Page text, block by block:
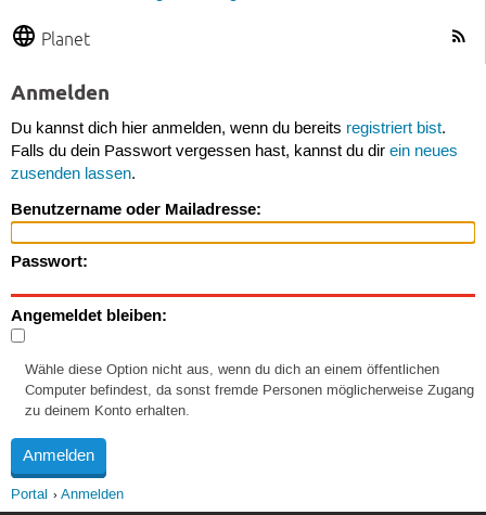
Planet
Anmelden
Du kannst dich hier anmelden, wenn du bereits registriert bist.
Falls du dein Passwort vergessen hast, kannst du dir ein neues
zusenden lassen.
Benutzername oder Mailadresse:
Passwort:
Angemeldet bleiben:
Wähle diese Option nicht aus, wenn du dich an einem öffentlichen
Computer befindest, da sonst fremde Personen möglicherweise Zugang
zu deinem Konto erhalten.
Portal Anmelden